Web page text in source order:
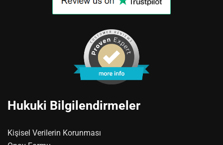
Hukuki Bilgilendirmeler
Kişisel Verilerin Korunması